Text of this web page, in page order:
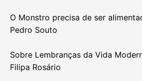
Introdução - 11
João Araújo